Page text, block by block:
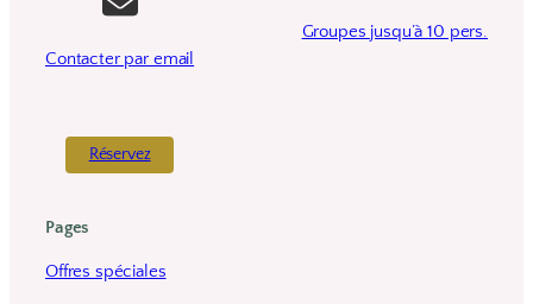
Contacter par email
Réservez
Groupes jusqu’à 10 pers.
Pages
Offres spéciales